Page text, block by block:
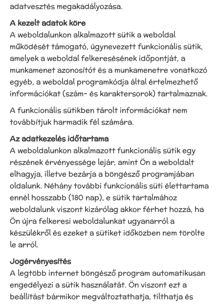
adatvesztés megakadályozása.
A kezelt adatok köre
A weboldalunkon alkalmazott sütik a weboldal
működését támogató, úgynevezett funkcionális sütik,
amelyek a weboldal felkeresésének időpontját, a
munkamenet azonosítót és a munkamenetre vonatkozó
egyéb, a weboldal programkódja által értelmezhető
információkat (szám- és karaktersorok) tartalmaznak.
A funkcionális sütikben tárolt információkat nem
továbbítjuk harmadik fél számára.
Az adatkezelés időtartama
A weboldalunkon alkalmazott funkcionális sütik egy
részének érvényessége lejár, amint Ön a weboldalt
elhagyja, illetve bezárja a böngésző programjában
oldalunk. Néhány további funkcionális süti élettartama
ennél hosszabb (180 nap), e sütik tartalmához
weboldalunk viszont kizárólag akkor férhet hozzá, ha
Ön újra felkeresi weboldalunkat ugyanarról a
készülékről és ezeket a sütiket időközben nem törölte
le arról.
Jogérvényesítés
A legtöbb internet böngésző program automatikusan
engedélyezi a sütik használatát. Ön viszont ezt a
beállítást bármikor megváltoztathatja, tilthatja és